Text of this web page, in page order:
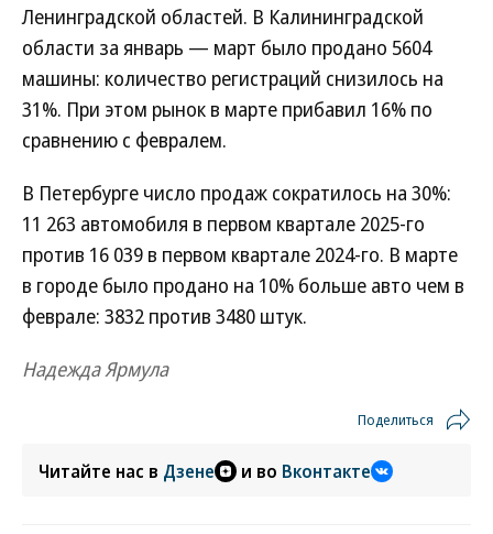
Ленинградской областей. В Калининградской
области за январь — март было продано 5604
машины: количество регистраций снизилось на
31%. При этом рынок в марте прибавил 16% по
сравнению с февралем.
В Петербурге число продаж сократилось на 30%:
11 263 автомобиля в первом квартале 2025-го
против 16 039 в первом квартале 2024-го. В марте
в городе было продано на 10% больше авто чем в
феврале: 3832 против 3480 штук.
Надежда Ярмула
Поделиться
Читайте нас в Дзене и во Вконтакте